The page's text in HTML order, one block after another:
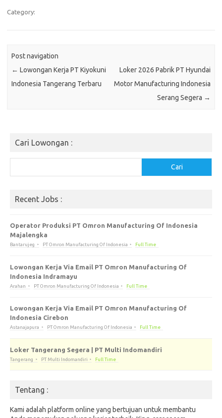
Category:
Post navigation
← Lowongan Kerja PT Kiyokuni
Indonesia Tangerang Terbaru
Loker 2026 Pabrik PT Hyundai
Motor Manufacturing Indonesia
Serang Segera →
Cari Lowongan :
Cari
Recent Jobs :
Operator Produksi PT Omron Manufacturing Of Indonesia
Majalengka
Bantarujeg PT Omron Manufacturing Of Indonesia Full Time
Lowongan Kerja Via Email PT Omron Manufacturing Of
Indonesia Indramayu
Arahan PT Omron Manufacturing Of Indonesia Full Time
Lowongan Kerja Via Email PT Omron Manufacturing Of
Indonesia Cirebon
Astanajapura PT Omron Manufacturing Of Indonesia Full Time
Loker Tangerang Segera | PT Multi Indomandiri
Tangerang PT Multi Indomandiri Full Time
Tentang :
Kami adalah platform online yang bertujuan untuk membantu